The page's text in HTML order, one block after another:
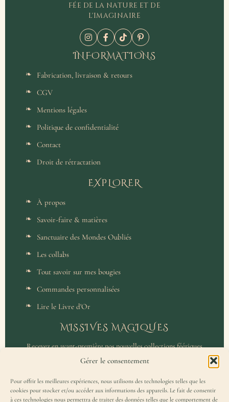
Gérer le consentement
Pour offrir les meilleures expériences, nous utilisons des technologies telles que les
cookies pour stocker et/ou accéder aux informations des appareils. Le fait de consentir
à ces technologies nous permettra de traiter des données telles que le comportement de
Fée de la nature et de
l'imaginaire
INFORMATIONS
Fabrication, livraison & retours
CGV
Mentions légales
Politique de confidentialité
Contact
Droit de rétractation
EXPLORER
À propos
Savoir-faire & matières
Sanctuaire des Mondes Oubliés
Les collabs
Tout savoir sur mes bougies
Commandes personnalisées
Lire le Livre d'Or
MISSIVES MAGIQUES
Recevez en avant-première nos nouvelles collections féériques
et un accès privilégié aux coulisses de l'atelier.